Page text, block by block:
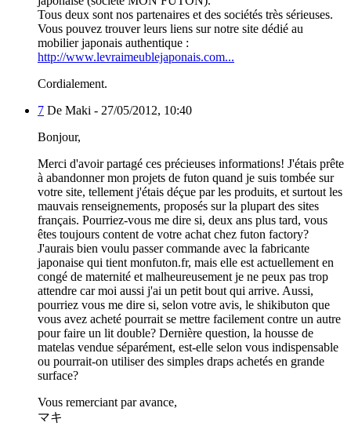
Tous deux sont nos partenaires et des sociétés très sérieuses.
Vous pouvez trouver leurs liens sur notre site dédié au
mobilier japonais authentique :
http://www.levraimeublejaponais.com...
Cordialement.
7 De Maki - 27/05/2012, 10:40
Bonjour,
Merci d'avoir partagé ces précieuses informations! J'étais prête
à abandonner mon projets de futon quand je suis tombée sur
votre site, tellement j'étais déçue par les produits, et surtout les
mauvais renseignements, proposés sur la plupart des sites
français. Pourriez-vous me dire si, deux ans plus tard, vous
êtes toujours content de votre achat chez futon factory?
J'aurais bien voulu passer commande avec la fabricante
japonaise qui tient monfuton.fr, mais elle est actuellement en
congé de maternité et malheureusement je ne peux pas trop
attendre car moi aussi j'ai un petit bout qui arrive. Aussi,
pourriez vous me dire si, selon votre avis, le shikibuton que
vous avez acheté pourrait se mettre facilement contre un autre
pour faire un lit double? Dernière question, la housse de
matelas vendue séparément, est-elle selon vous indispensable
ou pourrait-on utiliser des simples draps achetés en grande
surface?
Vous remerciant par avance,
マキ